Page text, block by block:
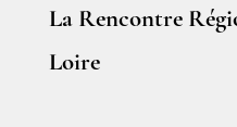
La Rencontre
Loire